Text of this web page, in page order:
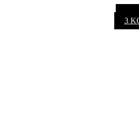
3